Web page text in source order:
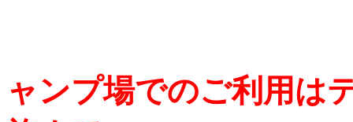
ャンプ場でのご利用は